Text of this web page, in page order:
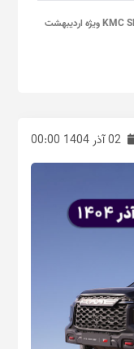
شرایط فروش اقساطی KMC SR3 ویژه اردیبهشت